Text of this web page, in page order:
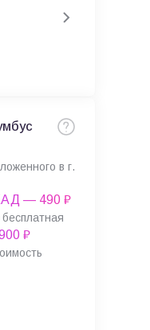
в г.
— 490 ₽
₽